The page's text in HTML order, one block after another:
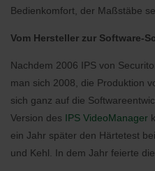
Bedienkomfort, der Maßstäbe
Vom Hersteller zur Software-
Nachdem 2006 IPS von
man sich 2008, die Produktion
sich ganz auf die
Version des IPS VideoManager
ein Jahr später den Härtetest
und Kehl. In dem Jahr feierte